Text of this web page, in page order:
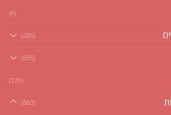
(6)
(286)
(635)
(120)
(860)